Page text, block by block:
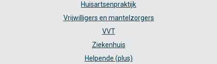
Huisartsenpraktijk
Vrijwilligers en mantelzorgers
VVT
Ziekenhuis
Helpende (plus)